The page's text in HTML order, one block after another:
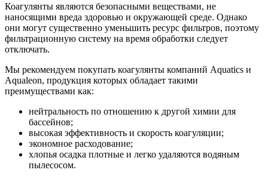
Коагулянты являются безопасными веществами, не
наносящими вреда здоровью и окружающей среде. Однако
они могут существенно уменьшить ресурс фильтров, поэтому
фильтрационную систему на время обработки следует
отключать.
Мы рекомендуем покупать коагулянты компаний Aquatics и
Aqualeon, продукция которых обладает такими
преимуществами как:
нейтральность по отношению к другой химии для
бассейнов;
высокая эффективность и скорость коагуляции;
экономное расходование;
хлопья осадка плотные и легко удаляются водяным
пылесосом.